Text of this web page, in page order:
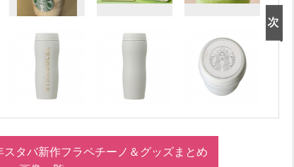
タバ新作フラペチーノ＆グッズまとめ